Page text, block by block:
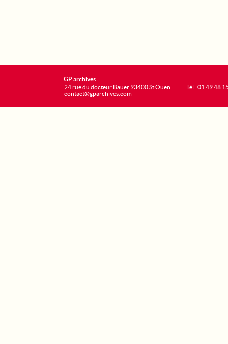
GP archives
24 rue du docteur Bauer 93400 St Ouen
contact@gparchives.com
Tél : 01 49 48